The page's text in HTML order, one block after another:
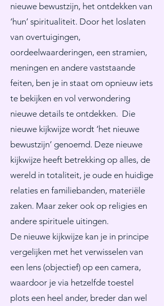
nieuwe bewustzijn, het ontdekken van
‘hun’ spiritualiteit. Door het loslaten
van overtuigingen,
oordeelwaarderingen, een stramien,
meningen en andere vaststaande
feiten, ben je in staat om opnieuw iets
te bekijken en vol verwondering
nieuwe details te ontdekken. Die
nieuwe kijkwijze wordt ‘het nieuwe
bewustzijn’ genoemd. Deze nieuwe
kijkwijze heeft betrekking op alles, de
wereld in totaliteit, je oude en huidige
relaties en familiebanden, materiële
zaken. Maar zeker ook op religies en
andere spirituele uitingen.
De nieuwe kijkwijze kan je in principe
vergelijken met het verwisselen van
een lens (objectief) op een camera,
waardoor je via hetzelfde toestel
plots een heel ander, breder dan wel